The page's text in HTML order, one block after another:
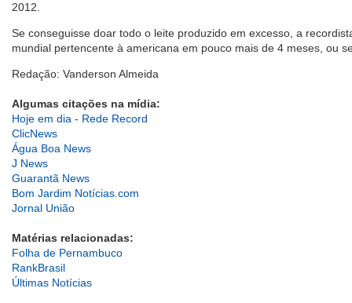
2012.
Se conseguisse doar todo o leite produzido em excesso, a
mundial pertencente à americana em pouco mais de 4 meses, ou
Redação: Vanderson Almeida
Algumas citações na mídia:
Hoje em dia - Rede Record
ClicNews
Água Boa News
J News
Guarantã News
Bom Jardim Notícias.com
Jornal União
Matérias relacionadas:
Folha de Pernambuco
RankBrasil
Últimas Notícias